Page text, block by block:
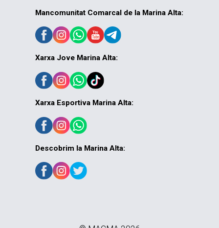
Mancomunitat Comarcal de la Marina Alta:
Xarxa Jove Marina Alta:
Xarxa Esportiva Marina Alta:
Descobrim la Marina Alta: